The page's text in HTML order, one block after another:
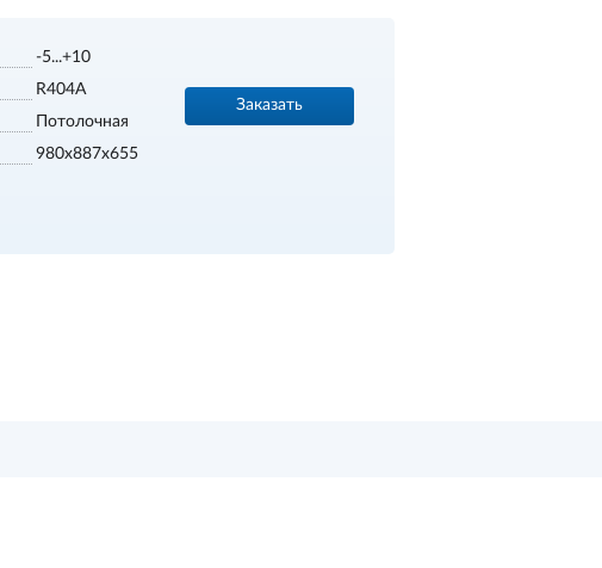
-5...+10
R404A
Потолочная
980х887х655
Заказать